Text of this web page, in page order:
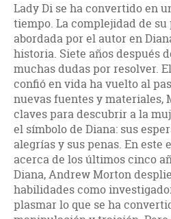
Lady Di se ha convertido en
tiempo. La complejidad de
abordada por el autor en
historia. Siete años después
muchas dudas por resolver.
confió en vida ha vuelto al
nuevas fuentes y materiales,
claves para descubrir a la
el símbolo de Diana: sus
alegrías y sus penas. En
acerca de los últimos cinco
Diana, Andrew Morton
habilidades como
plasmar lo que se ha